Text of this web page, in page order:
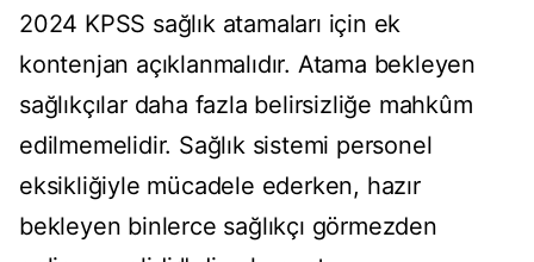
2024 KPSS sağlık atamaları için ek
kontenjan açıklanmalıdır. Atama bekleyen
sağlıkçılar daha fazla belirsizliğe mahkûm
edilmemelidir. Sağlık sistemi personel
eksikliğiyle mücadele ederken, hazır
bekleyen binlerce sağlıkçı görmezden